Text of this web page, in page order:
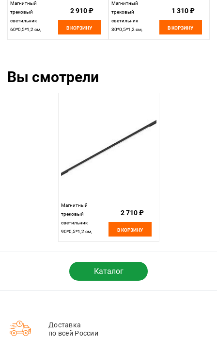
Магнитный
трековый
светильник
60*0,5*1,2 см,
2 910 ₽
В КОРЗИНУ
Магнитный
трековый
светильник
30*0,5*1,2 см,
1 310 ₽
В КОРЗИНУ
Вы смотрели
Магнитный
трековый
светильник
90*0,5*1,2 см,
черный
2 710 ₽
В КОРЗИНУ
Каталог
Доставка
по всей России